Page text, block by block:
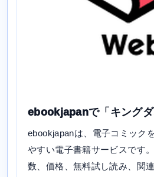
ebookjapanで「キング
ebookjapanは、電子コミック
やすい電子書籍サービスです
数、価格、無料試し読み、関